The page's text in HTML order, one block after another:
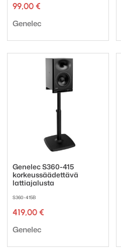
99,00 €
Tuotemerkki:
Genelec
Genelec S360-415
korkeussäädettävä
lattiajalusta
S360-415B
419,00 €
Tuotemerkki:
Genelec